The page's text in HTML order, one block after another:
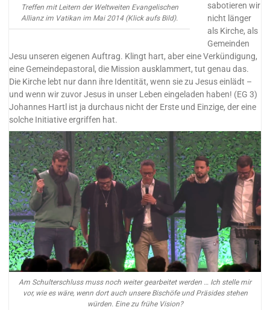
Treffen mit Leitern der Weltweiten Evangelischen
Allianz im Vatikan im Mai 2014 (Klick aufs Bild).
sabotieren wir
nicht länger
als Kirche, als
Gemeinden
Jesu unseren eigenen Auftrag. Klingt hart, aber eine Verkündigung,
eine Gemeindepastoral, die Mission ausklammert, tut genau das.
Die Kirche lebt nur dann ihre Identität, wenn sie zu Jesus einlädt –
und wenn wir zuvor Jesus in unser Leben eingeladen haben! (EG 3)
Johannes Hartl ist ja durchaus nicht der Erste und Einzige, der eine
solche Initiative ergriffen hat.
Am Schulterschluss muss noch weiter gearbeitet werden … Ich stelle mir
vor, wie es wäre, wenn dort auch unsere Bischöfe und Präsides stehen
würden. Eine zu frühe Vision?